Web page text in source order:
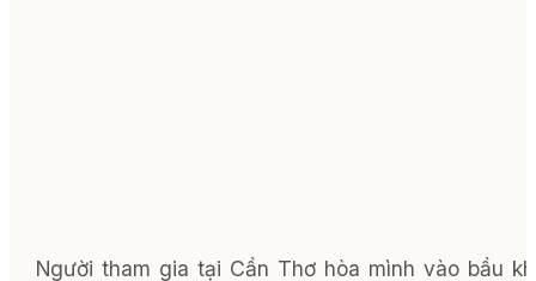
Người tham gia tại Cần Thơ hòa mình vào bầu